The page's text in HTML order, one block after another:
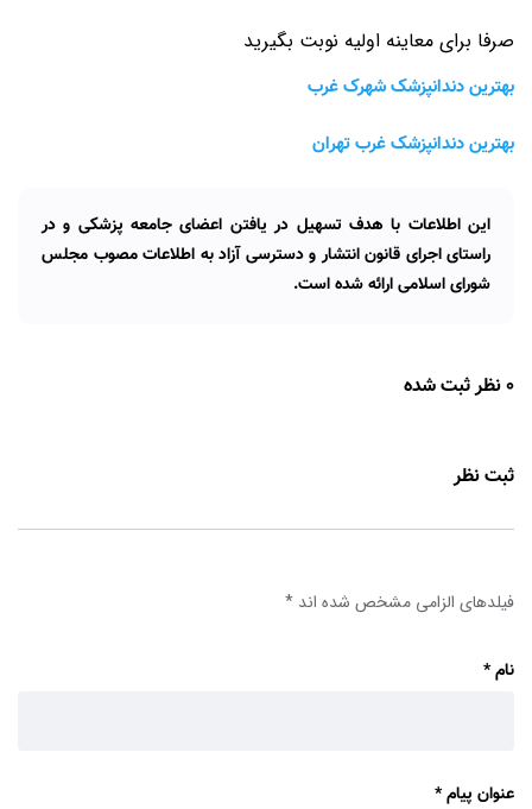
صرفا برای معاینه اولیه نوبت بگیرید
بهترین دندانپزشک شهرک غرب
بهترین دندانپزشک غرب تهران
این اطلاعات با هدف تسهیل در یافتن اعضای جامعه پزشکی و در
راستای اجرای قانون انتشار و دسترسی آزاد به اطلاعات مصوب مجلس
شورای اسلامی ارائه شده است.
0 نظر ثبت شده
ثبت نظر
فیلدهای الزامی مشخص شده اند *
نام*
عنوان پیام*